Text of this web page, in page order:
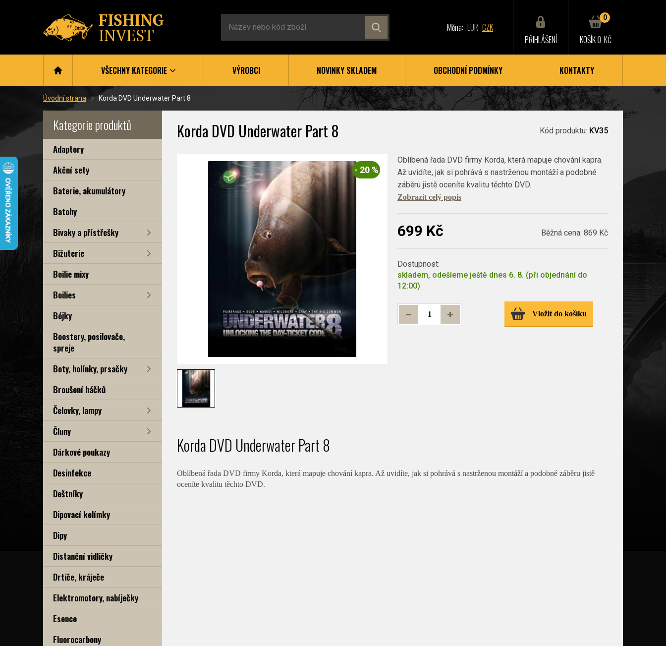
Měna: EUR CZK
PŘIHLÁŠENÍ
0
KOŠÍK0 KČ
VŠECHNY KATEGORIE VÝROBCI NOVINKY SKLADEM OBCHODNÍ PODMÍNKY KONTAKTY
Úvodní strana Korda DVD Underwater Part 8
Kategorie produktů
Adaptory
Akční sety
Baterie, akumulátory
Batohy
Bivaky a přístřešky
Bižuterie
Boilie mixy
Boilies
Bójky
Boostery, posilovače,
spreje
Boty, holínky, prsačky
Broušení háčků
Čelovky, lampy
Čluny
Dárkové poukazy
Desinfekce
Deštníky
Dipovací kelímky
Dipy
Distanční vidličky
Drtiče, kráječe
Elektromotory, nabíječky
Esence
Fluorocarbony
Korda DVD Underwater Part 8 Kód produktu: KV35
- 20 %
Oblíbená řada DVD firmy Korda, která mapuje chování kapra.
Až uvidíte, jak si pohrává s nastrženou montáží a podobné
záběru jistě oceníte kvalitu těchto DVD.
Zobrazit celý popis
699 Kč Běžná cena: 869 Kč
Dostupnost:
skladem, odešleme ještě dnes 6. 8. (při objednání do
12:00)
Vložit do košíku
Korda DVD Underwater Part 8
Oblíbená řada DVD firmy Korda, která mapuje chování kapra. Až uvidíte, jak si pohrává s nastrženou montáží a podobné záběru jistě
oceníte kvalitu těchto DVD.